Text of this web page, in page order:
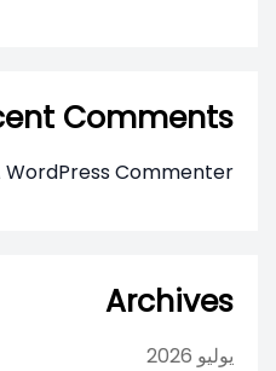
Comments
WordPress Commenter
Archives
يوليو 2026